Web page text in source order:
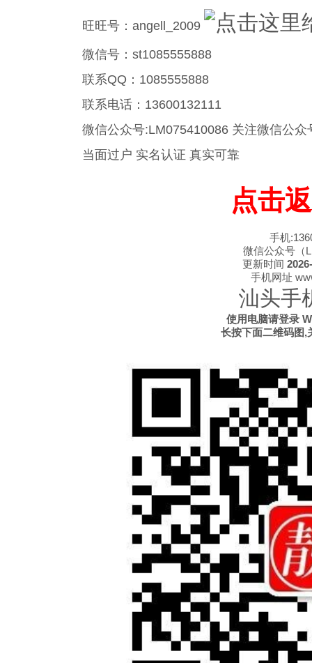
旺旺号：angell_2009
微信号：st1085555888
联系QQ：1085555888
联系电话：13600132111
微信公众号:LM075410086 关注微信公
当面过户 实名认证 真实可靠
点击
手机
微信公众号（
更新时间
手机网址
汕头手
使用电脑请登录
长按下面二维码图